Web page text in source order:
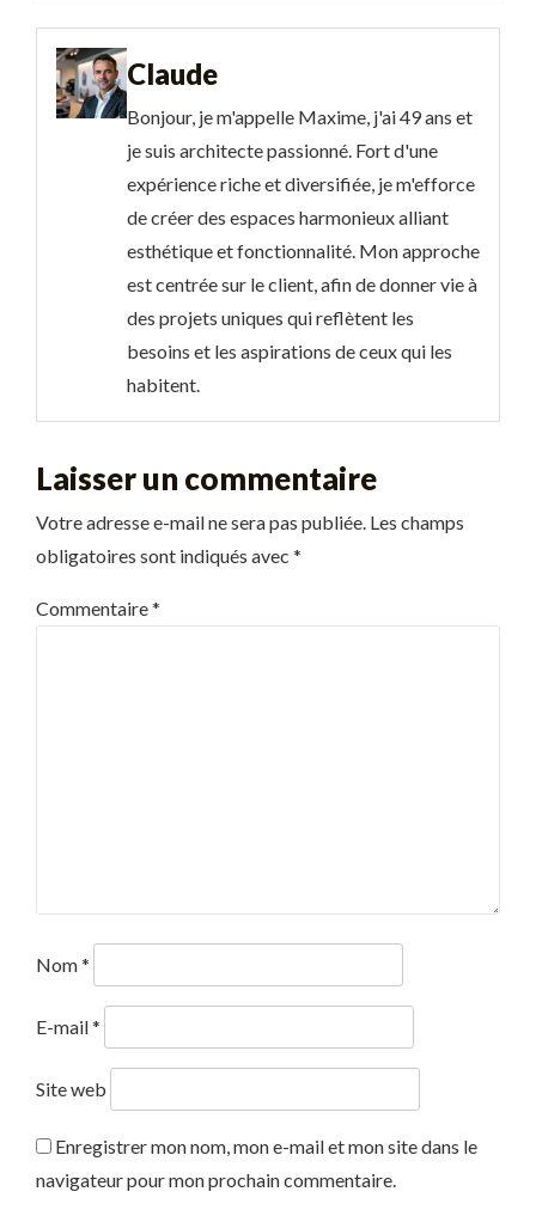
Claude
Bonjour, je m'appelle Maxime, j'ai 49 ans et
je suis architecte passionné. Fort d'une
expérience riche et diversifiée, je m'efforce
de créer des espaces harmonieux alliant
esthétique et fonctionnalité. Mon approche
est centrée sur le client, afin de donner vie à
des projets uniques qui reflètent les
besoins et les aspirations de ceux qui les
habitent.
Laisser un commentaire
Votre adresse e-mail ne sera pas publiée. Les champs
obligatoires sont indiqués avec *
Commentaire*
Nom*
E-mail*
Site web
Enregistrer mon nom, mon e-mail et mon site dans le
navigateur pour mon prochain commentaire.